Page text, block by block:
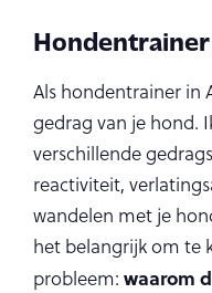
Als hondentrainer in
gedrag van je hond.
verschillende
reactiviteit,
wandelen met je
het belangrijk om te
probleem: waarom